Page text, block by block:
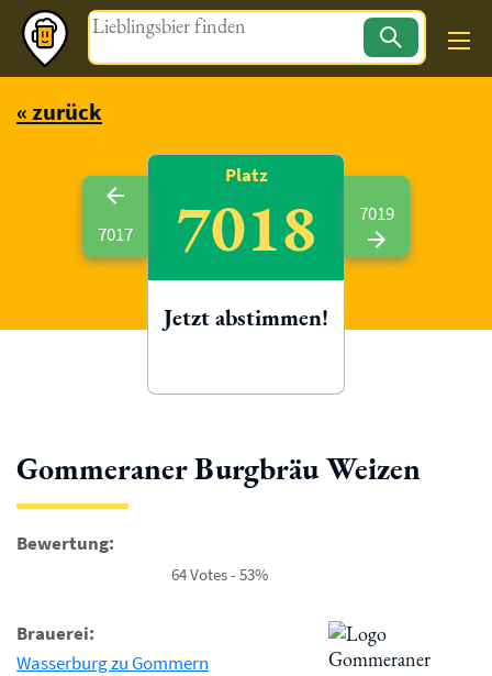
Magazin
« zurück
Gommeraner Burgbräu Weizen
Bewertung:
64 Votes - 53%
Brauerei:
Wasserburg zu Gommern
7017
Platz
7018
Jetzt abstimmen!
7019